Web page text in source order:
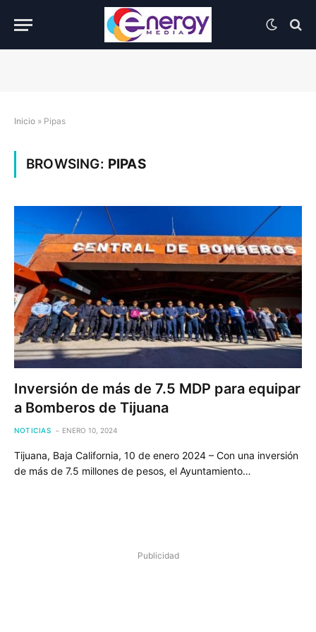
Inicio » Pipas
BROWSING: PIPAS
Inversión de más de 7.5 MDP para equipar
a Bomberos de Tijuana
NOTICIAS ENERO 10, 2024
Tijuana, Baja California, 10 de enero 2024 – Con una inversión
de más de 7.5 millones de pesos, el Ayuntamiento…
Publicidad